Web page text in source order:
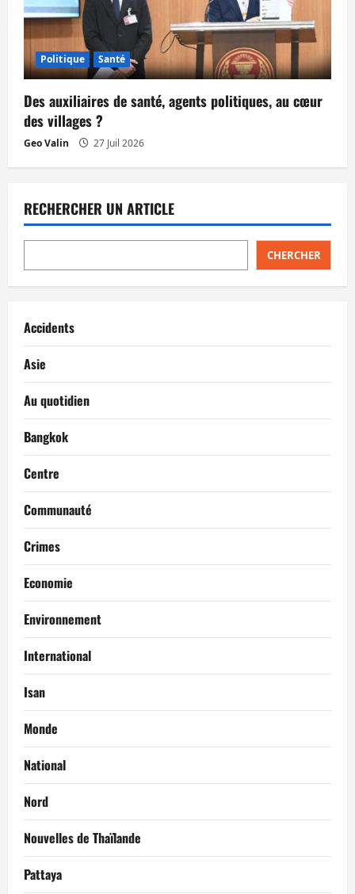
Politique Santé
Des auxiliaires de santé, agents politiques, au cœur
des villages ?
Geo Valin 27 Juil 2026
RECHERCHER UN ARTICLE
CHERCHER
Accidents
Asie
Au quotidien
Bangkok
Centre
Communauté
Crimes
Economie
Environnement
International
Isan
Monde
National
Nord
Nouvelles de Thaïlande
Pattaya